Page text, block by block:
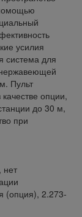
усилия
система для
нержавеющей
Пульт
опции,
до 30 м,
при
нет
(опция), 2.273-